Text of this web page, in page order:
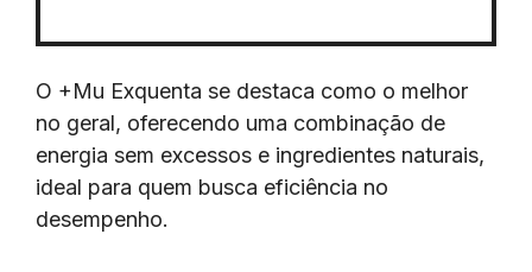
O +Mu Exquenta se destaca como o melhor
no geral, oferecendo uma combinação de
energia sem excessos e ingredientes naturais,
ideal para quem busca eficiência no
desempenho.